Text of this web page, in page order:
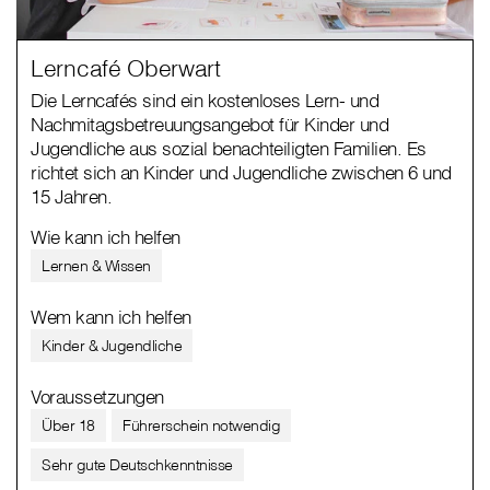
Lerncafé Oberwart
Die Lerncafés sind ein kostenloses Lern- und
Nachmitagsbetreuungsangebot für Kinder und
Jugendliche aus sozial benachteiligten Familien. Es
richtet sich an Kinder und Jugendliche zwischen 6 und
15 Jahren.
Wie kann ich helfen
Lernen & Wissen
Wem kann ich helfen
Kinder & Jugendliche
Voraussetzungen
Über 18
Führerschein notwendig
Sehr gute Deutschkenntnisse